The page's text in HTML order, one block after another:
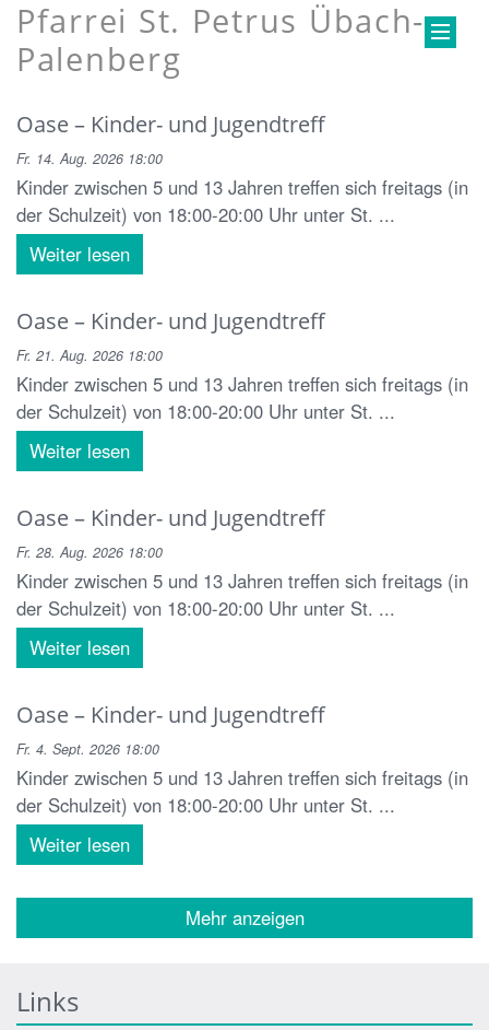
Pfarrei St. Petrus Übach-
Palenberg
Oase – Kinder- und Jugendtreff
Fr. 14. Aug. 2026 18:00
Kinder zwischen 5 und 13 Jahren treffen sich freitags (in
der Schulzeit) von 18:00-20:00 Uhr unter St. ...
Weiter lesen
Oase – Kinder- und Jugendtreff
Fr. 21. Aug. 2026 18:00
Kinder zwischen 5 und 13 Jahren treffen sich freitags (in
der Schulzeit) von 18:00-20:00 Uhr unter St. ...
Weiter lesen
Oase – Kinder- und Jugendtreff
Fr. 28. Aug. 2026 18:00
Kinder zwischen 5 und 13 Jahren treffen sich freitags (in
der Schulzeit) von 18:00-20:00 Uhr unter St. ...
Weiter lesen
Oase – Kinder- und Jugendtreff
Fr. 4. Sept. 2026 18:00
Kinder zwischen 5 und 13 Jahren treffen sich freitags (in
der Schulzeit) von 18:00-20:00 Uhr unter St. ...
Weiter lesen
Mehr anzeigen
Links